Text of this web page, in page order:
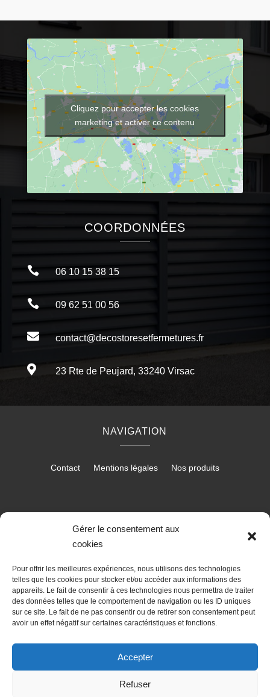
Gérer le consentement aux
cookies
Pour offrir les meilleures expériences, nous utilisons des technologies
telles que les cookies pour stocker et/ou accéder aux informations des
appareils. Le fait de consentir à ces technologies nous permettra de traiter
des données telles que le comportement de navigation ou les ID uniques
sur ce site. Le fait de ne pas consentir ou de retirer son consentement peut
avoir un effet négatif sur certaines caractéristiques et fonctions.
Accepter
Refuser
Cliquez pour accepter les cookies
marketing et activer ce contenu
COORDONNÉES
 06 10 15 38 15
 09 62 51 00 56
 contact@decostoresetfermetures.fr
 23 Rte de Peujard, 33240 Virsac
NAVIGATION
Contact Mentions légales Nos produits